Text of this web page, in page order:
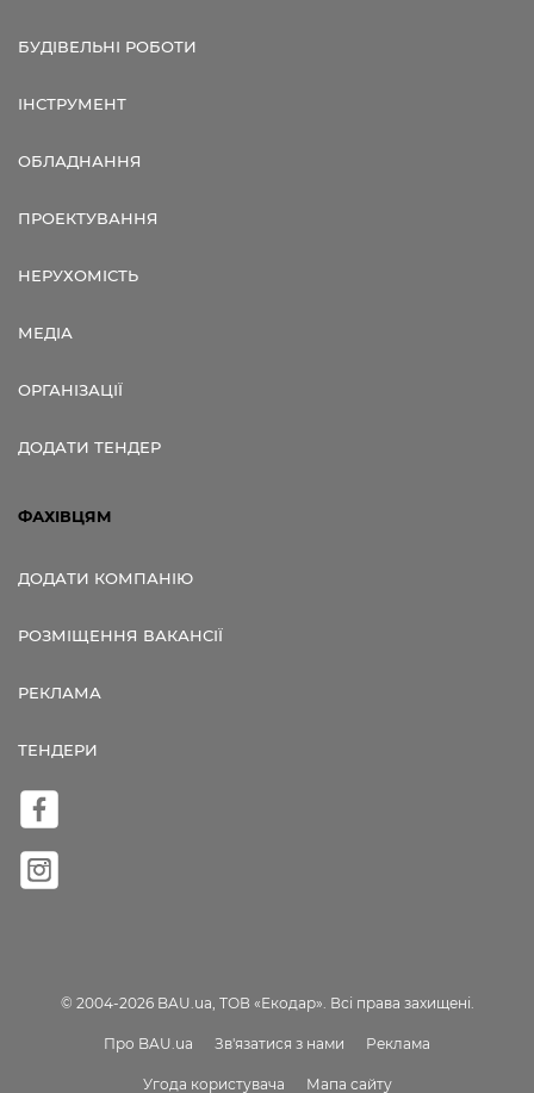
БУДІВЕЛЬНІ РОБОТИ
ІНСТРУМЕНТ
ОБЛАДНАННЯ
ПРОЕКТУВАННЯ
НЕРУХОМІСТЬ
МЕДІА
ОРГАНІЗАЦІЇ
ДОДАТИ ТЕНДЕР
ФАХІВЦЯМ
ДОДАТИ КОМПАНІЮ
РОЗМІЩЕННЯ ВАКАНСІЇ
РЕКЛАМА
ТЕНДЕРИ
© 2004-2026 BAU.ua, ТОВ «Екодар». Всі права захищені.
Про BAU.ua Зв'язатися з нами Реклама
Угода користувача Мапа сайту